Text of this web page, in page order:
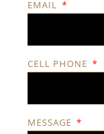
EMAIL
CELL PHONE
MESSAGE